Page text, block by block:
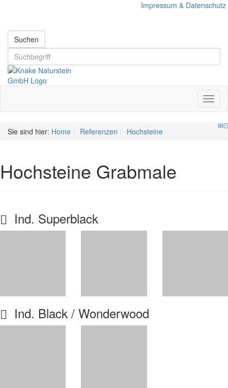
Impressum & Datenschutz
Suchen
Sie sind hier: Home Referenzen Hochsteine
Hochsteine Grabmale
Ind. Superblack
Ind. Black / Wonderwood